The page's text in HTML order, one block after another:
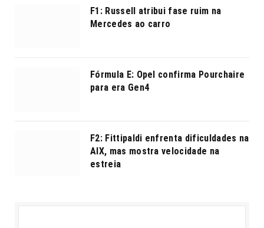
F1: Russell atribui fase ruim na
Mercedes ao carro
Fórmula E: Opel confirma Pourchaire
para era Gen4
F2: Fittipaldi enfrenta dificuldades na
AIX, mas mostra velocidade na
estreia